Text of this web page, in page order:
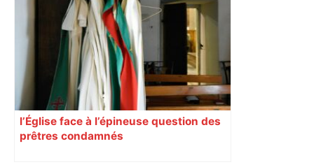
l’Église face à l’épineuse question des
prêtres condamnés